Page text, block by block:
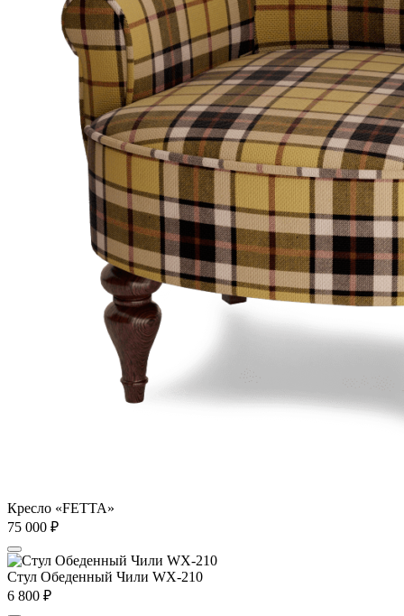
Кресло «FETTA»
75 000 ₽
Стул Обеденный Чили WX-210
6 800 ₽